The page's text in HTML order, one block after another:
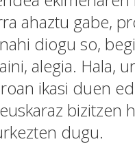
ahaztu gabe,
diogu so,
alegia. Hala,
ikasi duen
bizitzen
dugu.